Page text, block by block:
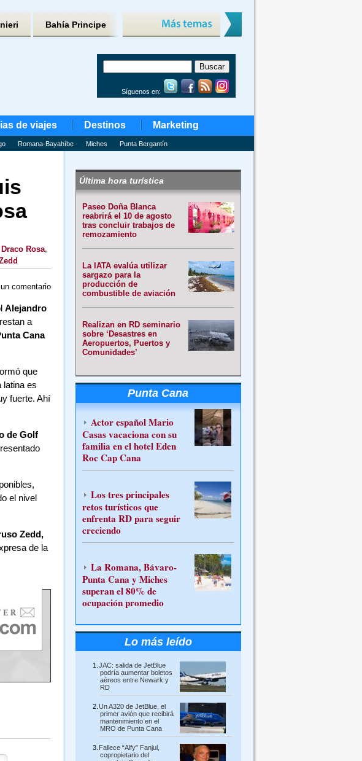
Bahía Principe
Síguenos en:
de viajes Destinos Marketing
Romana-Bayahíbe Miches Punta Bergantín
Draco Rosa,
comentario
Alejandro
a
Cana
que
latina es
fuerte. Ahí
de Golf
el nivel
Zedd,
de la
Última hora turística
Paseo Doña Blanca
reabrirá el 10 de agosto
tras concluir trabajos de
remozamiento
La IATA evalúa utilizar
sargazo para la
producción de
combustible de aviación
Realizan en RD seminario
sobre ‘Desastres en
Aeropuertos, Puertos y
Comunidades’
Punta Cana
Actor español Mario
Casas vacaciona con su
familia en el hotel Eden
Roc Cap Cana
Los tres principales
retos turísticos que
enfrenta RD para seguir
creciendo
La Romana, Bávaro-
Punta Cana y Miches
superan el 80% de
ocupación promedio
Lo más leído
JAC: salida de JetBlue
podría aumentar boletos
aéreos entre Newark y
RD
Un A320 de JetBlue, el
primer avión que recibirá
mantenimiento en el
MRO de Punta Cana
Fallece “Alfy” Fanjul,
copropietario del